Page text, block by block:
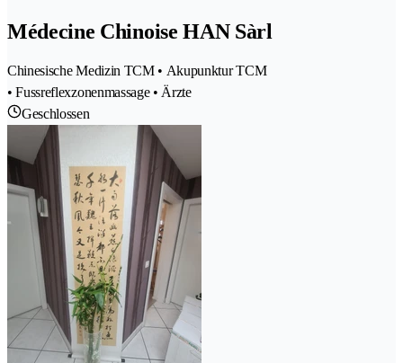
Médecine Chinoise HAN Sàrl
Chinesische Medizin TCM • Akupunktur TCM
• Fussreflexzonenmassage • Ärzte
Geschlossen